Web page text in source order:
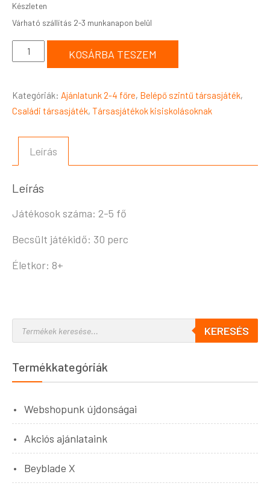
Készleten
KOSÁRBA TESZEM
Kategóriák: Ajánlatunk 2-4 főre, Belépő szintű társasjáték,
Családi társasjáték, Társasjátékok kisiskolásoknak
Leírás
Leírás
Játékosok száma: 2-5 fő
Becsült játékidő: 30 perc
Életkor: 8+
KERESÉS
Termékkategóriák
Webshopunk újdonságai
Akciós ajánlataink
Beyblade X